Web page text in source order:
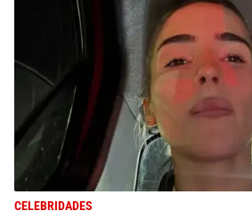
CELEBRIDADES